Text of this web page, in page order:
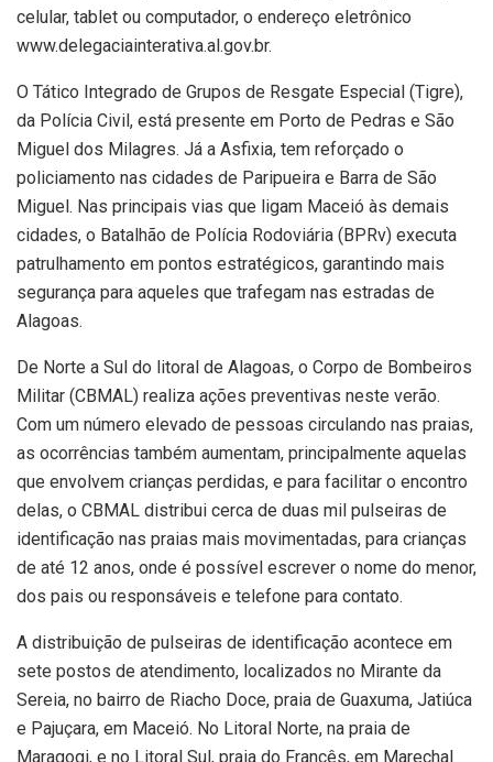
celular, tablet ou computador, o endereço eletrônico
www.delegaciainterativa.al.gov.br.
O Tático Integrado de Grupos de Resgate Especial (Tigre),
da Polícia Civil, está presente em Porto de Pedras e São
Miguel dos Milagres. Já a Asfixia, tem reforçado o
policiamento nas cidades de Paripueira e Barra de São
Miguel. Nas principais vias que ligam Maceió às demais
cidades, o Batalhão de Polícia Rodoviária (BPRv) executa
patrulhamento em pontos estratégicos, garantindo mais
segurança para aqueles que trafegam nas estradas de
Alagoas.
De Norte a Sul do litoral de Alagoas, o Corpo de Bombeiros
Militar (CBMAL) realiza ações preventivas neste verão.
Com um número elevado de pessoas circulando nas praias,
as ocorrências também aumentam, principalmente aquelas
que envolvem crianças perdidas, e para facilitar o encontro
delas, o CBMAL distribui cerca de duas mil pulseiras de
identificação nas praias mais movimentadas, para crianças
de até 12 anos, onde é possível escrever o nome do menor,
dos pais ou responsáveis e telefone para contato.
A distribuição de pulseiras de identificação acontece em
sete postos de atendimento, localizados no Mirante da
Sereia, no bairro de Riacho Doce, praia de Guaxuma, Jatiúca
e Pajuçara, em Maceió. No Litoral Norte, na praia de
Maragogi, e no Litoral Sul, praia do Francês, em Marechal